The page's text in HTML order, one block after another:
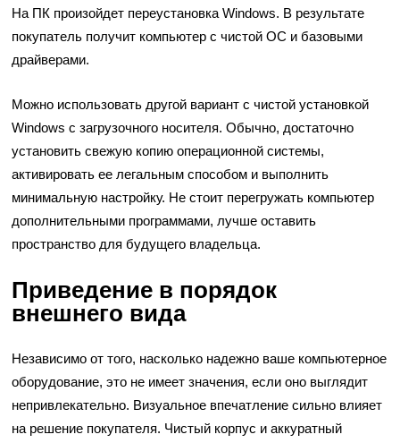
На ПК произойдет переустановка Windows. В результате
покупатель получит компьютер с чистой ОС и базовыми
драйверами.
Можно использовать другой вариант с чистой установкой
Windows с загрузочного носителя. Обычно, достаточно
установить свежую копию операционной системы,
активировать ее легальным способом и выполнить
минимальную настройку. Не стоит перегружать компьютер
дополнительными программами, лучше оставить
пространство для будущего владельца.
Приведение в порядок
внешнего вида
Независимо от того, насколько надежно ваше компьютерное
оборудование, это не имеет значения, если оно выглядит
непривлекательно. Визуальное впечатление сильно влияет
на решение покупателя. Чистый корпус и аккуратный